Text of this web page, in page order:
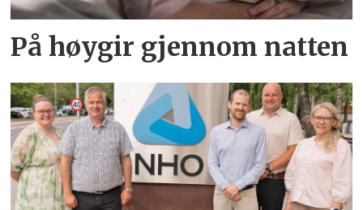
På høygir gjennom natten